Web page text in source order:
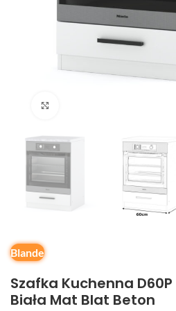
Blande
Szafka Kuchenna D60P
Biała Mat Blat Beton